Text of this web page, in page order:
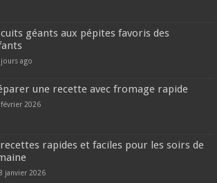
géants aux pépites favoris des
jours ago
une recette avec fromage rapide
2026
rapides et faciles pour les soirs de
janvier 2026